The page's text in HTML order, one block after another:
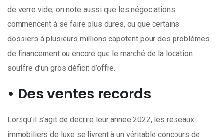
de verre vide, on note aussi que les négociations
commencent à se faire plus dures, ou que certains
dossiers à plusieurs millions capotent pour des problèmes
de financement ou encore que le marché de la location
souffre d’un gros déficit d’offre.
• Des ventes records
Lorsqu’il s’agit de décrire leur année 2022, les réseaux
immobiliers de luxe se livrent à un véritable concours de